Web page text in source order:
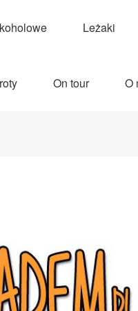
Leżaki
On tour O